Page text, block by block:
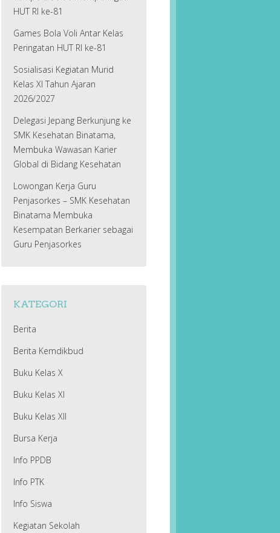
HUT RI ke-81
Games Bola Voli Antar Kelas
Peringatan HUT RI ke-81
Sosialisasi Kegiatan Murid
Kelas XI Tahun Ajaran
2026/2027
Delegasi Jepang Berkunjung ke
SMK Kesehatan Binatama,
Membuka Wawasan Karier
Global di Bidang Kesehatan
Lowongan Kerja Guru
Penjasorkes – SMK Kesehatan
Binatama Membuka
Kesempatan Berkarier sebagai
Guru Penjasorkes
KATEGORI
Berita
Berita Kemdikbud
Buku Kelas X
Buku Kelas XI
Buku Kelas XII
Bursa Kerja
Info PPDB
Info PTK
Info Siswa
Kegiatan Sekolah